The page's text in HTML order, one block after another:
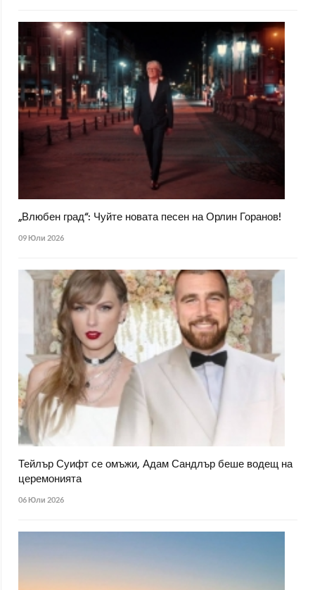
„Влюбен град“: Чуйте новата песен на Орлин Горанов!
09 Юли 2026
Тейлър Суифт се омъжи, Адам Сандлър беше водещ на
церемонията
06 Юли 2026